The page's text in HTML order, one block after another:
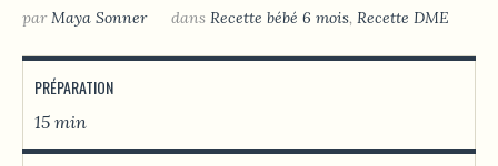
parMaya Sonner dans Recette bébé 6 mois, Recette DME
PRÉPARATION
15 min